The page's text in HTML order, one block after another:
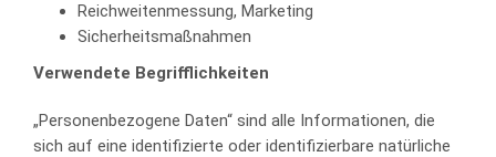
Reichweitenmessung, Marketing
Sicherheitsmaßnahmen
Verwendete Begrifflichkeiten
„Personenbezogene Daten“ sind alle Informationen, die
sich auf eine identifizierte oder identifizierbare natürliche